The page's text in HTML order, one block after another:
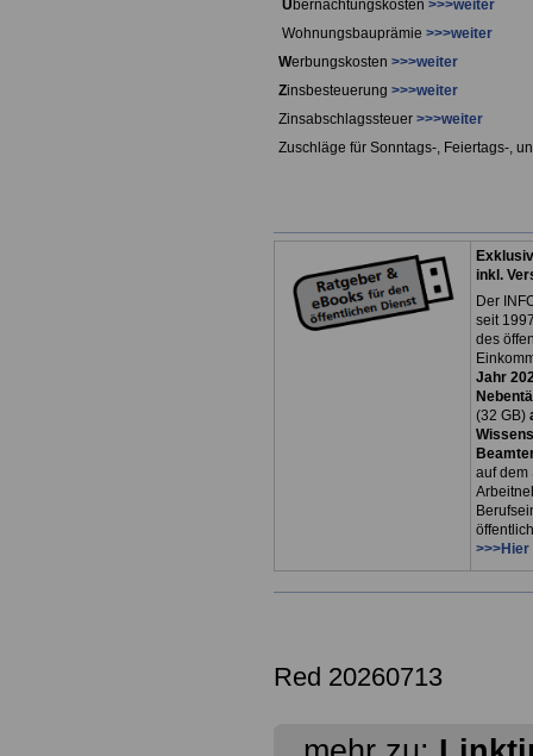
Übernachtungskosten >>>weiter
Wohnungsbauprämie >>>weiter
Werbungskosten >>>weiter
Zinsbesteuerung >>>weiter
Zinsabschlagssteuer >>>weiter
Zuschläge für Sonntags-, Feiertags-,
inkl.
Der
seit
des
Jahr
(32 GB)
auf dem
Red 20260713